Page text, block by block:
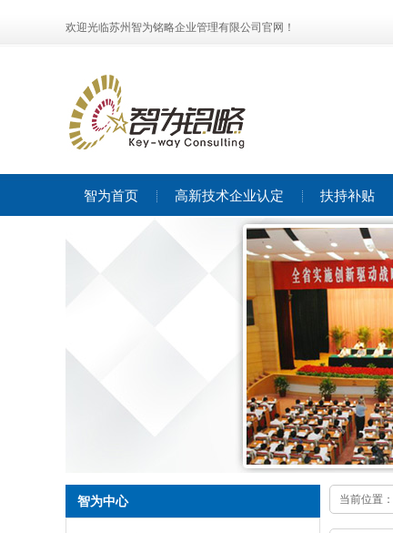
欢迎光临苏州智为铭略企业管理有限公司官网！
智为首页 高新技术企业认定 扶持补贴
智为中心 当前位置：